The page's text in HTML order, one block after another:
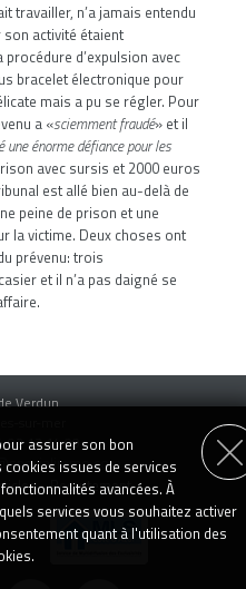
travailler, n’a jamais entendu
activité étaient
d’expulsion avec
bracelet électronique pour
mais a pu se régler. Pour
a «sciemment fraudé» et il
une énorme défiance pour les
avec sursis et 2000 euros
est allé bien au-delà de
peine de prison et une
la victime. Deux choses ont
prévenu: trois
et il n’a pas daigné se
Verdun
92 13 14 00
-Recrutement
assurer son bon
issues de services
avancées. À
services vous souhaitez activer
quant à l'utilisation des